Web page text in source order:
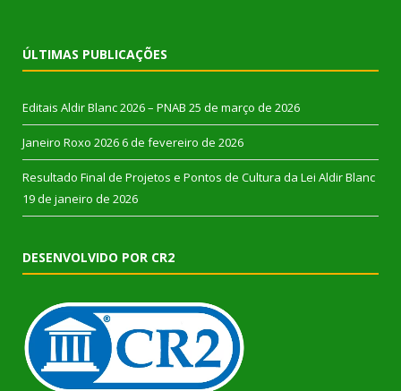
ÚLTIMAS PUBLICAÇÕES
Editais Aldir Blanc 2026 – PNAB 25 de março de 2026
Janeiro Roxo 2026 6 de fevereiro de 2026
Resultado Final de Projetos e Pontos de Cultura da Lei Aldir Blanc
19 de janeiro de 2026
DESENVOLVIDO POR CR2